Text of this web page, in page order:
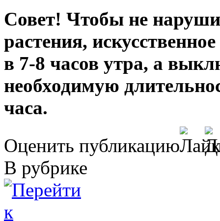
Совет! Чтобы не
растения,
в 7-8 часов утра, а
необходимую
часа.
Оценить публикацию
В рубрике